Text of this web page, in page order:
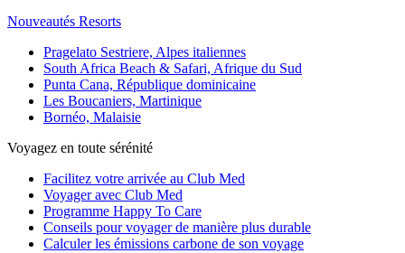
Nouveautés Resorts
Pragelato Sestriere, Alpes italiennes
South Africa Beach & Safari, Afrique du Sud
Punta Cana, République dominicaine
Les Boucaniers, Martinique
Bornéo, Malaisie
Voyagez en toute sérénité
Facilitez votre arrivée au Club Med
Voyager avec Club Med
Programme Happy To Care
Conseils pour voyager de manière plus durable
Calculer les émissions carbone de son voyage